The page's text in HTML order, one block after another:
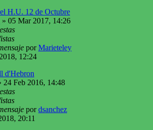
H.U. 12 de Octubre
» 05 Mar 2017, 14:26
porMarieteley
12:24
d'Hebron
24 Feb 2016, 14:48
pordsanchez
20:11